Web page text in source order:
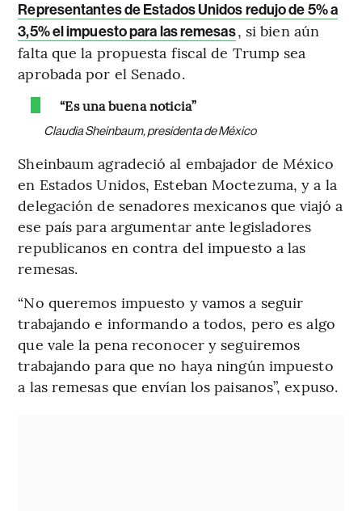
Representantes de Estados Unidos redujo de 5% a
3,5% el impuesto para las remesas, si bien aún
falta que la propuesta fiscal de Trump sea
aprobada por el Senado.
“Es una buena noticia”
Claudia Sheinbaum, presidenta de México
Sheinbaum agradeció al embajador de México
en Estados Unidos, Esteban Moctezuma, y a la
delegación de senadores mexicanos que viajó a
ese país para argumentar ante legisladores
republicanos en contra del impuesto a las
remesas.
“No queremos impuesto y vamos a seguir
trabajando e informando a todos, pero es algo
que vale la pena reconocer y seguiremos
trabajando para que no haya ningún impuesto
a las remesas que envían los paisanos”, expuso.